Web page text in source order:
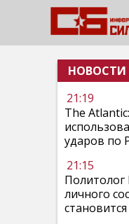
НОВОСТИ
21:19
The
ударов по
21:15
Политолог
личного